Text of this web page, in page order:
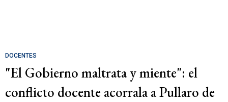
DOCENTES
"El Gobierno maltrata y miente": el
conflicto docente acorrala a Pullaro de